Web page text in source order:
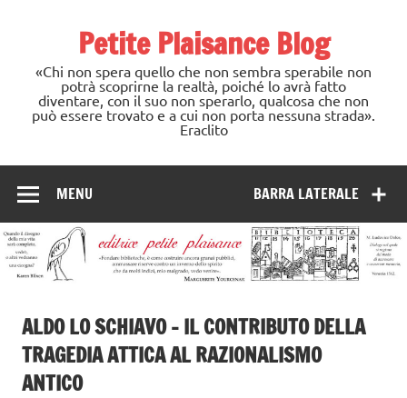
Petite Plaisance Blog
«Chi non spera quello che non sembra sperabile non
potrà scoprirne la realtà, poiché lo avrà fatto
diventare, con il suo non sperarlo, qualcosa che non
può essere trovato e a cui non porta nessuna strada».
Eraclito
BARRA LATERALE
MENU
ALDO LO SCHIAVO – IL CONTRIBUTO DELLA
TRAGEDIA ATTICA AL RAZIONALISMO
ANTICO